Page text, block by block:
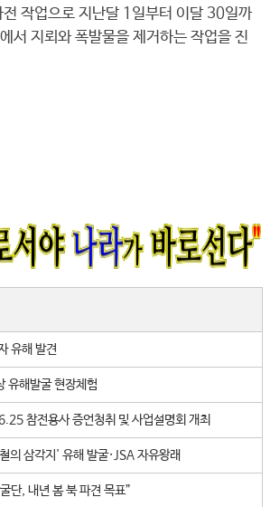
작업으로 지난달 1일부터 이달 30일까
서 지뢰와 폭발물을 제거하는 작업을 진
유해 발견
유해발굴 현장체험
참전용사 증언청취 및 사업설명회 개최
의 삼각지' 유해 발굴·JSA 자유왕래
단, 내년 봄 북 파견 목표”